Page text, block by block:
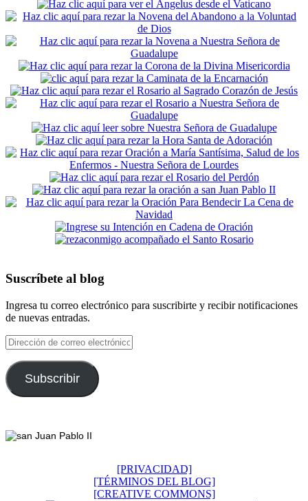
Suscríbete al blog
Ingresa tu correo electrónico para suscribirte y recibir notificaciones
de nuevas entradas.
Dirección
de
correo
electrónico
Subscribir
[PRIVACIDAD]
[TÉRMINOS DEL BLOG]
[CREATIVE COMMONS]